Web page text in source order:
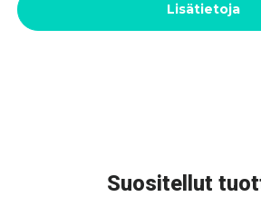
Lisätietoja
Suositellut